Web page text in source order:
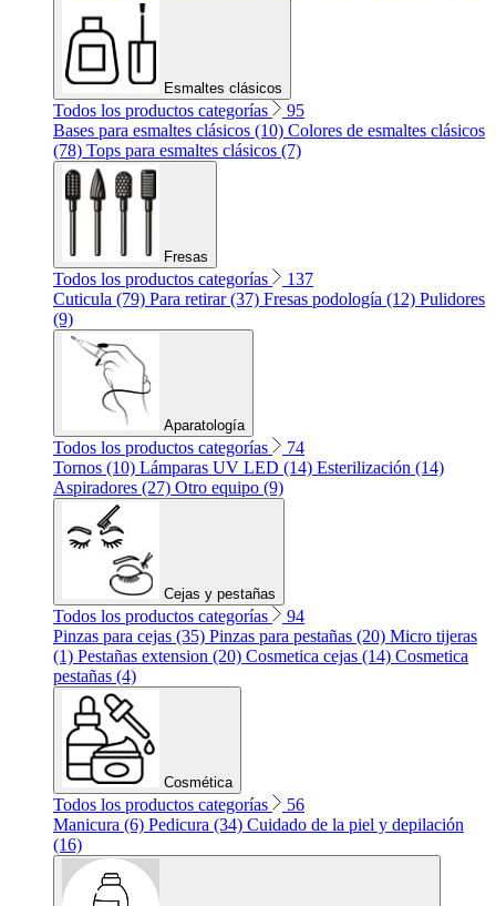
Esmaltes clásicos
Todos los productos categorías
95
Bases para esmaltes clásicos (10) Colores de esmaltes clásicos
(78) Tops para esmaltes clásicos (7)
Fresas
Todos los productos categorías
137
Cuticula (79) Para retirar (37) Fresas podología (12) Pulidores
(9)
Aparatología
Todos los productos categorías
74
Tornos (10) Lámparas UV LED (14) Esterilización (14)
Aspiradores (27) Otro equipo (9)
Cejas y pestañas
Todos los productos categorías
94
Pinzas para cejas (35) Pinzas para pestañas (20) Micro tijeras
(1) Pestañas extension (20) Cosmetica cejas (14) Cosmetica
pestañas (4)
Cosmética
Todos los productos categorías
56
Manicura (6) Pedicura (34) Cuidado de la piel y depilación
(16)